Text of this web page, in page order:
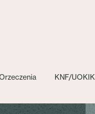
KNF/UOKIK